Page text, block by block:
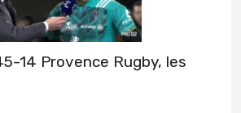
14 Provence Rugby, les